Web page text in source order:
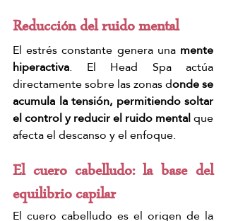
Reducción del ruido mental
El estrés constante genera una mente
hiperactiva. El Head Spa actúa
directamente sobre las zonas donde se
acumula la tensión, permitiendo soltar
el control y reducir el ruido mental que
afecta el descanso y el enfoque.
El cuero cabelludo: la base del
equilibrio capilar